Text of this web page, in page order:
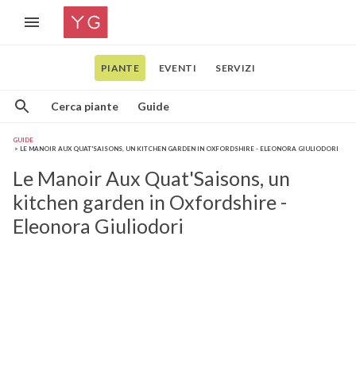
PIANTE EVENTI SERVIZI
Cerca piante Guide
GUIDE
LE MANOIR AUX QUAT'SAISONS, UN KITCHEN GARDEN IN OXFORDSHIRE - ELEONORA GIULIODORI
Le Manoir Aux Quat'Saisons, un
kitchen garden in Oxfordshire -
Eleonora Giuliodori